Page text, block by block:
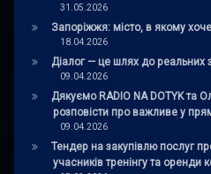
31.05.2026
Запоріжжя: місто, в якому
18.04.2026
Діалог — це шлях до реальних
09.04.2026
Дякуємо RADIO NA DOTYK та
розповісти про важливе у
09.04.2026
Тендер на закупівлю послуг
учасників тренінгу та оренди